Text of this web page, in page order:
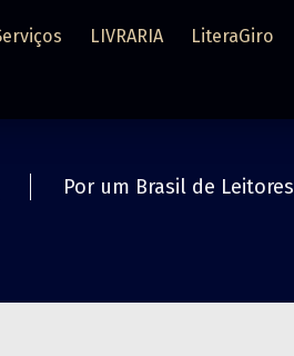
LIVRARIA LiteraGiro
Por um Brasil de Leitores